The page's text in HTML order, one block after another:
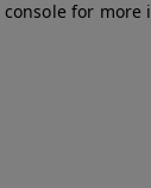
console for more